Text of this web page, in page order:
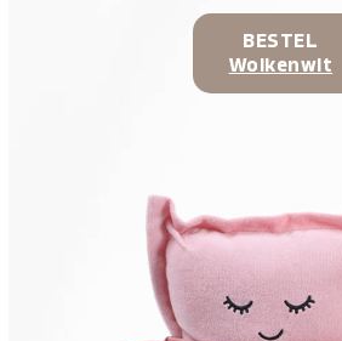
BESTEL
Wolkenwit